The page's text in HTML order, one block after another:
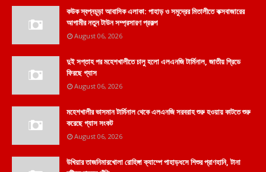
কউক স্বপ্নচূড়া আবাসিক এলাকা: পাহাড় ও সমুদ্রের মিতালীতে কক্সবাজারের
আগামীর নতুন টাউন সম্প্রসারণ প্রকল্প
August 06, 2026
দুই সপ্তাহ পর মহেশখালীতে চালু হলো এলএনজি টার্মিনাল, জাতীয় গ্রিডে
ফিরছে গ্যাস
August 06, 2026
মহেশখালীর ভাসমান টার্মিনাল থেকে এলএনজি সরবরাহ শুরু হওয়ায় কাটতে শুরু
করেছে গ্যাস সংকট
August 06, 2026
উখিয়ার তাজনিমারখোলা রোহিঙ্গা ক্যাম্পে পাহাড়ধসে শিশুর প্রাণহানি, টানা